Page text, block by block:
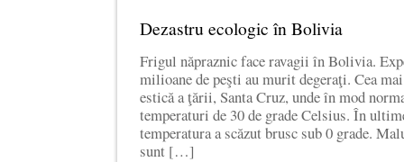
Dezastru ecologic în Bolivia
Frigul năpraznic face ravagii în Bolivia.
milioane de peşti au murit degeraţi. Cea
estică a ţării, Santa Cruz, unde în mod
temperaturi de 30 de grade Celsius. În
temperatura a scăzut brusc sub 0 grade.
sunt […]